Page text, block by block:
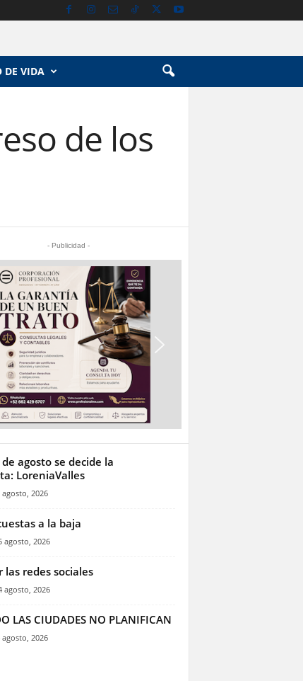
DE VIDA
de los
- Publicidad -
agosto se decide la
LoreniaValles
agosto, 2026
a la baja
agosto, 2026
las redes sociales
agosto, 2026
LAS CIUDADES NO PLANIFICAN
agosto, 2026